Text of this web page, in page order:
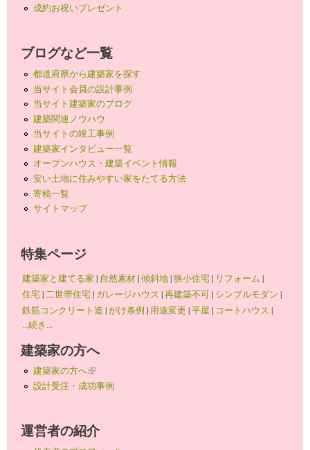
成約お祝いプレゼント
ブログなど一覧
都道府県から建築家を探す
当サイト会員の設計事例
当サイト建築家のブログ
建築関連ノウハウ
当サイトの竣工事例
建築家インタビュー一覧
オープンハウス・建築イベント情報
安い土地に住みやすい家をたてる方法
寄稿一覧
サイトマップ
特集ページ
建築家と建てる家 | 自然素材|傾斜地|狭小住宅| リフォーム |
住宅| 二世帯住宅| ガレージハウス |再建築不可| シンプルモダン |
鉄筋コンクリート造 |がけ条例 | 用途変更 |平屋 | コートハウス |
...続き...
建築家の方へ
建築家の方へ(link is external)
設計受注・成功事例
運営者の紹介